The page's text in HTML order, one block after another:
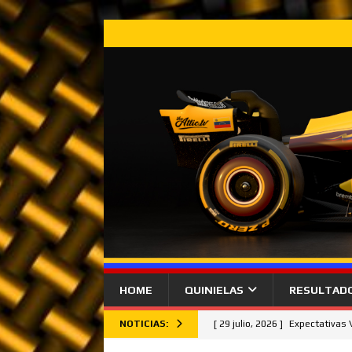
HOME QUINIELAS
NOTICIAS: [ 29 julio, 2026 ] Expectativas